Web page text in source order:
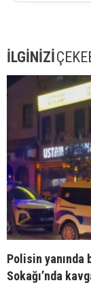
İLGİNİZİ
Polisin yanında
Sokağı’nda